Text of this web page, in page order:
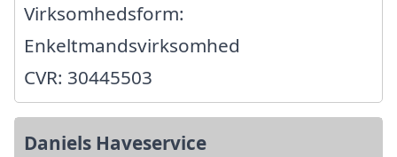
Virksomhedsform:
Enkeltmandsvirksomhed
CVR: 30445503
Daniels Haveservice